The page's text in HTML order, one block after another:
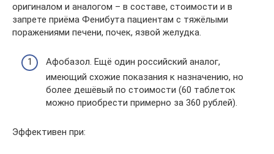
оригиналом и аналогом – в составе, стоимости и в
запрете приёма Фенибута пациентам с тяжёлыми
поражениями печени, почек, язвой желудка.
Афобазол. Ещё один российский аналог,
имеющий схожие показания к назначению, но
более дешёвый по стоимости (60 таблеток
можно приобрести примерно за 360 рублей).
Эффективен при: